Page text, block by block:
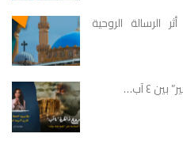
الرسالة الروحية
٤ آب…